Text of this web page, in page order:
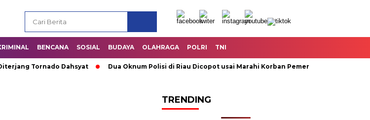
BENCANA SOSIAL BUDAYA OLAHRAGA POLRI TNI
Tornado Dahsyat Dua Oknum Polisi di Riau Dicopot usai Marahi Korban Pemerkosaan
TRENDING